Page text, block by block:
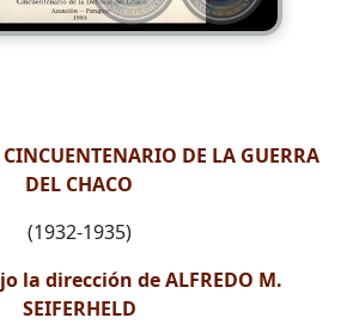
DE LA GUERRA
DEL CHACO
(1932-1935)
la dirección de ALFREDO M.
SEIFERHELD